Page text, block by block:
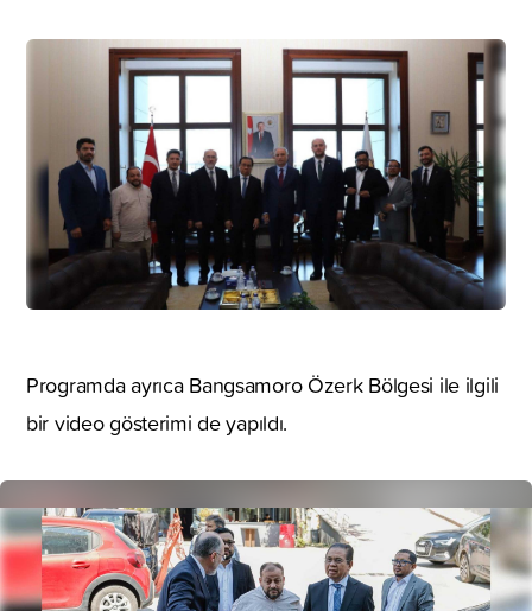
Programda ayrıca Bangsamoro Özerk Bölgesi ile ilgili
bir video gösterimi de yapıldı.